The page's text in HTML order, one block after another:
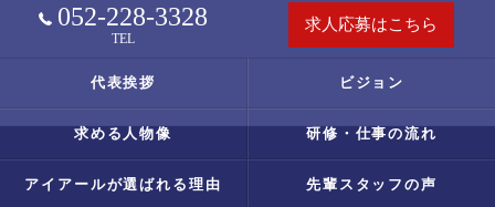
052-228-3328
TEL
求人応募はこちら
代表挨拶 ビジョン
求める人物像 研修・仕事の流れ
アイアールが選ばれる理由 先輩スタッフの声